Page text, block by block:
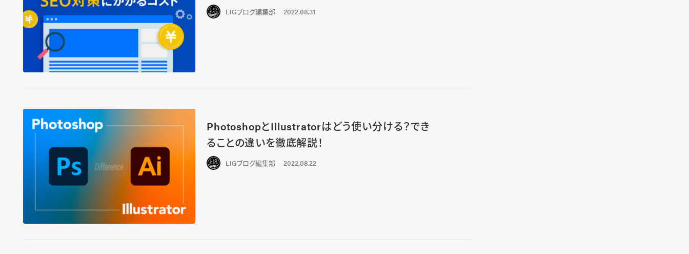
LIGブログ編集部 2022.08.31
PhotoshopとIllustratorはどう使い分ける？でき
ることの違いを徹底解説！
LIGブログ編集部 2022.08.22